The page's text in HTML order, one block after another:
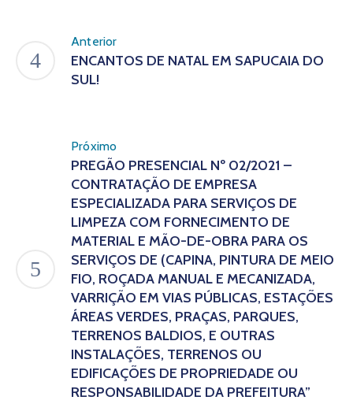
Anterior
ENCANTOS DE NATAL EM SAPUCAIA DO
SUL!
Próximo
PREGÃO PRESENCIAL Nº 02/2021 –
CONTRATAÇÃO DE EMPRESA
ESPECIALIZADA PARA SERVIÇOS DE
LIMPEZA COM FORNECIMENTO DE
MATERIAL E MÃO-DE-OBRA PARA OS
SERVIÇOS DE (CAPINA, PINTURA DE MEIO
FIO, ROÇADA MANUAL E MECANIZADA,
VARRIÇÃO EM VIAS PÚBLICAS, ESTAÇÕES
ÁREAS VERDES, PRAÇAS, PARQUES,
TERRENOS BALDIOS, E OUTRAS
INSTALAÇÕES, TERRENOS OU
EDIFICAÇÕES DE PROPRIEDADE OU
RESPONSABILIDADE DA PREFEITURA”